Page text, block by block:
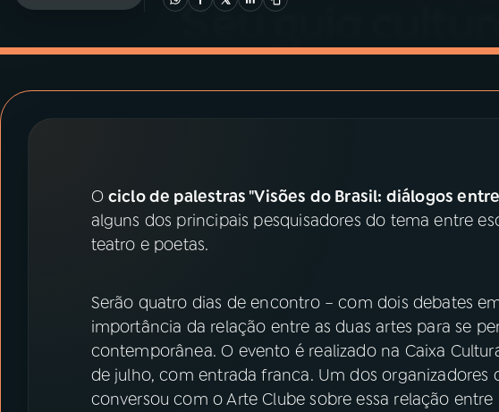
05PODCASTS
PRÊMIO RÁDIO MEC
ACOMPANHE A RÁDIO MEC
Instagram X
O ciclo de palestras "Visões do Brasil: diálogos
alguns dos principais pesquisadores do tema entre
teatro e poetas.
Serão quatro dias de encontro – com dois debates
importância da relação entre as duas artes para se
contemporânea. O evento é realizado na Caixa
de julho, com entrada franca. Um dos organizadores
conversou com o Arte Clube sobre essa relação